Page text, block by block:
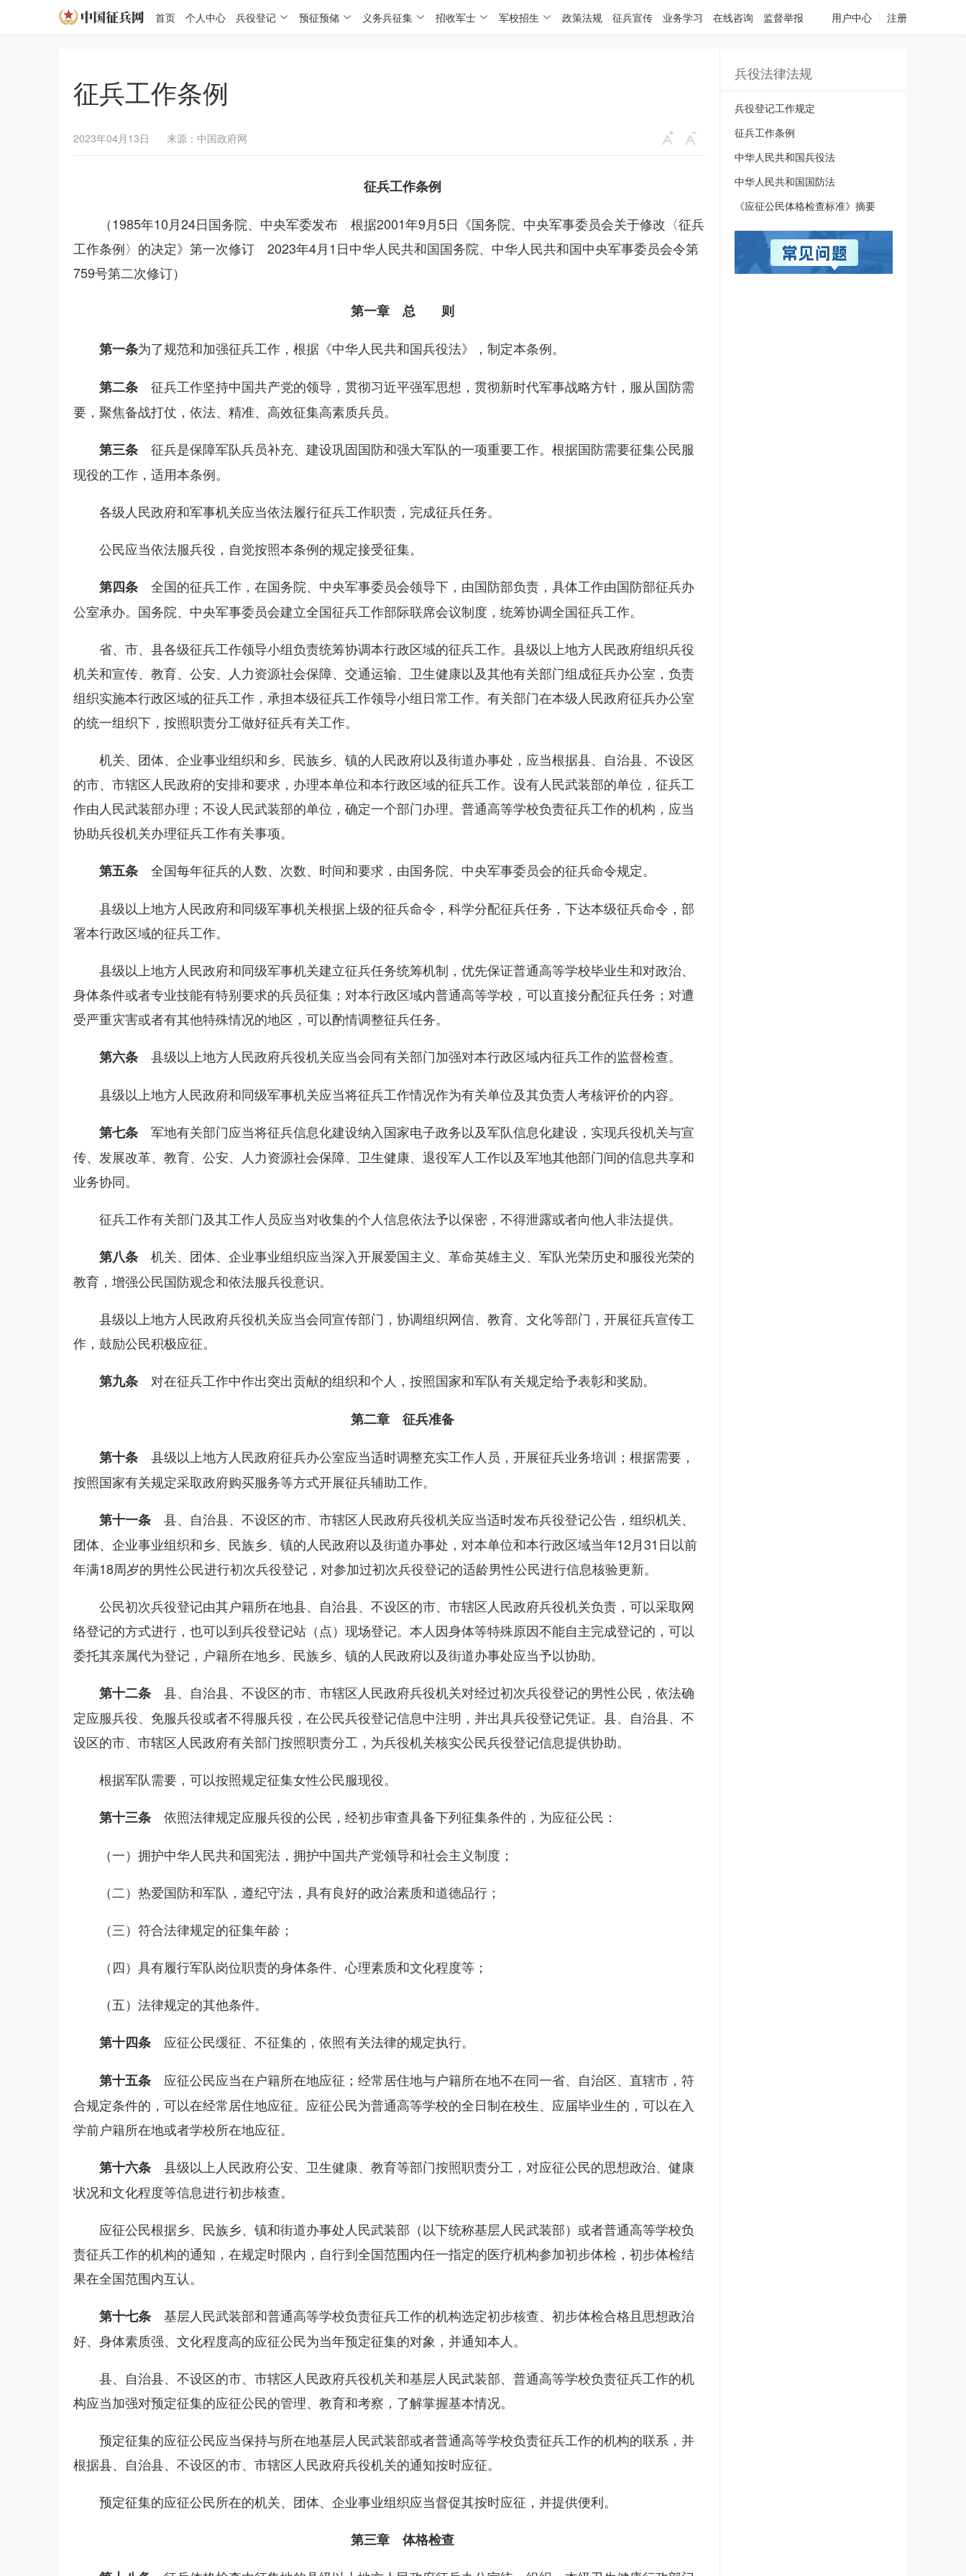
首页 个人中心 兵役登记 预征预储 义务兵征集 招收军士 军校招生 政策法规 征兵宣传 业务学习 在线咨询 监督举报 用户中心 注册
征兵工作条例
2023年04月13日 来源：中国政府网
征兵工作条例
（1985年10月24日国务院、中央军委发布 根据2001年9月5日《国务院、中央军事委员会关于修改〈征兵
工作条例〉的决定》第一次修订 2023年4月1日中华人民共和国国务院、中华人民共和国中央军事委员会令第
759号第二次修订）
第一章 总 则
第一条为了规范和加强征兵工作，根据《中华人民共和国兵役法》，制定本条例。
第二条 征兵工作坚持中国共产党的领导，贯彻习近平强军思想，贯彻新时代军事战略方针，服从国防需
要，聚焦备战打仗，依法、精准、高效征集高素质兵员。
第三条 征兵是保障军队兵员补充、建设巩固国防和强大军队的一项重要工作。根据国防需要征集公民服
现役的工作，适用本条例。
各级人民政府和军事机关应当依法履行征兵工作职责，完成征兵任务。
公民应当依法服兵役，自觉按照本条例的规定接受征集。
第四条 全国的征兵工作，在国务院、中央军事委员会领导下，由国防部负责，具体工作由国防部征兵办
公室承办。国务院、中央军事委员会建立全国征兵工作部际联席会议制度，统筹协调全国征兵工作。
省、市、县各级征兵工作领导小组负责统筹协调本行政区域的征兵工作。县级以上地方人民政府组织兵役
机关和宣传、教育、公安、人力资源社会保障、交通运输、卫生健康以及其他有关部门组成征兵办公室，负责
组织实施本行政区域的征兵工作，承担本级征兵工作领导小组日常工作。有关部门在本级人民政府征兵办公室
的统一组织下，按照职责分工做好征兵有关工作。
机关、团体、企业事业组织和乡、民族乡、镇的人民政府以及街道办事处，应当根据县、自治县、不设区
的市、市辖区人民政府的安排和要求，办理本单位和本行政区域的征兵工作。设有人民武装部的单位，征兵工
作由人民武装部办理；不设人民武装部的单位，确定一个部门办理。普通高等学校负责征兵工作的机构，应当
协助兵役机关办理征兵工作有关事项。
第五条 全国每年征兵的人数、次数、时间和要求，由国务院、中央军事委员会的征兵命令规定。
县级以上地方人民政府和同级军事机关根据上级的征兵命令，科学分配征兵任务，下达本级征兵命令，部
署本行政区域的征兵工作。
县级以上地方人民政府和同级军事机关建立征兵任务统筹机制，优先保证普通高等学校毕业生和对政治、
身体条件或者专业技能有特别要求的兵员征集；对本行政区域内普通高等学校，可以直接分配征兵任务；对遭
受严重灾害或者有其他特殊情况的地区，可以酌情调整征兵任务。
第六条 县级以上地方人民政府兵役机关应当会同有关部门加强对本行政区域内征兵工作的监督检查。
县级以上地方人民政府和同级军事机关应当将征兵工作情况作为有关单位及其负责人考核评价的内容。
第七条 军地有关部门应当将征兵信息化建设纳入国家电子政务以及军队信息化建设，实现兵役机关与宣
传、发展改革、教育、公安、人力资源社会保障、卫生健康、退役军人工作以及军地其他部门间的信息共享和
业务协同。
征兵工作有关部门及其工作人员应当对收集的个人信息依法予以保密，不得泄露或者向他人非法提供。
第八条 机关、团体、企业事业组织应当深入开展爱国主义、革命英雄主义、军队光荣历史和服役光荣的
教育，增强公民国防观念和依法服兵役意识。
县级以上地方人民政府兵役机关应当会同宣传部门，协调组织网信、教育、文化等部门，开展征兵宣传工
作，鼓励公民积极应征。
第九条 对在征兵工作中作出突出贡献的组织和个人，按照国家和军队有关规定给予表彰和奖励。
第二章 征兵准备
第十条 县级以上地方人民政府征兵办公室应当适时调整充实工作人员，开展征兵业务培训；根据需要，
按照国家有关规定采取政府购买服务等方式开展征兵辅助工作。
第十一条 县、自治县、不设区的市、市辖区人民政府兵役机关应当适时发布兵役登记公告，组织机关、
团体、企业事业组织和乡、民族乡、镇的人民政府以及街道办事处，对本单位和本行政区域当年12月31日以前
年满18周岁的男性公民进行初次兵役登记，对参加过初次兵役登记的适龄男性公民进行信息核验更新。
公民初次兵役登记由其户籍所在地县、自治县、不设区的市、市辖区人民政府兵役机关负责，可以采取网
络登记的方式进行，也可以到兵役登记站（点）现场登记。本人因身体等特殊原因不能自主完成登记的，可以
委托其亲属代为登记，户籍所在地乡、民族乡、镇的人民政府以及街道办事处应当予以协助。
第十二条 县、自治县、不设区的市、市辖区人民政府兵役机关对经过初次兵役登记的男性公民，依法确
定应服兵役、免服兵役或者不得服兵役，在公民兵役登记信息中注明，并出具兵役登记凭证。县、自治县、不
设区的市、市辖区人民政府有关部门按照职责分工，为兵役机关核实公民兵役登记信息提供协助。
根据军队需要，可以按照规定征集女性公民服现役。
第十三条 依照法律规定应服兵役的公民，经初步审查具备下列征集条件的，为应征公民：
（一）拥护中华人民共和国宪法，拥护中国共产党领导和社会主义制度；
（二）热爱国防和军队，遵纪守法，具有良好的政治素质和道德品行；
（三）符合法律规定的征集年龄；
（四）具有履行军队岗位职责的身体条件、心理素质和文化程度等；
（五）法律规定的其他条件。
第十四条 应征公民缓征、不征集的，依照有关法律的规定执行。
第十五条 应征公民应当在户籍所在地应征；经常居住地与户籍所在地不在同一省、自治区、直辖市，符
合规定条件的，可以在经常居住地应征。应征公民为普通高等学校的全日制在校生、应届毕业生的，可以在入
学前户籍所在地或者学校所在地应征。
第十六条 县级以上人民政府公安、卫生健康、教育等部门按照职责分工，对应征公民的思想政治、健康
状况和文化程度等信息进行初步核查。
应征公民根据乡、民族乡、镇和街道办事处人民武装部（以下统称基层人民武装部）或者普通高等学校负
责征兵工作的机构的通知，在规定时限内，自行到全国范围内任一指定的医疗机构参加初步体检，初步体检结
果在全国范围内互认。
第十七条 基层人民武装部和普通高等学校负责征兵工作的机构选定初步核查、初步体检合格且思想政治
好、身体素质强、文化程度高的应征公民为当年预定征集的对象，并通知本人。
县、自治县、不设区的市、市辖区人民政府兵役机关和基层人民武装部、普通高等学校负责征兵工作的机
构应当加强对预定征集的应征公民的管理、教育和考察，了解掌握基本情况。
预定征集的应征公民应当保持与所在地基层人民武装部或者普通高等学校负责征兵工作的机构的联系，并
根据县、自治县、不设区的市、市辖区人民政府兵役机关的通知按时应征。
预定征集的应征公民所在的机关、团体、企业事业组织应当督促其按时应征，并提供便利。
第三章 体格检查
兵役法律法规
兵役登记工作规定
征兵工作条例
中华人民共和国兵役法
中华人民共和国国防法
《应征公民体格检查标准》摘要